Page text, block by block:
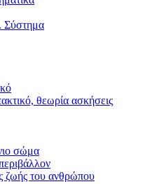
Σύστημα
θεωρία ασκήσεις
σώμα
ζωής του ανθρώπου